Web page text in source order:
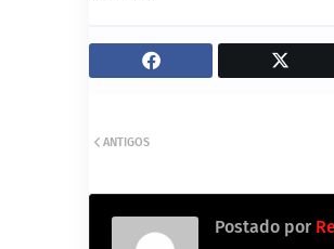
ANTIGOS
Postado por